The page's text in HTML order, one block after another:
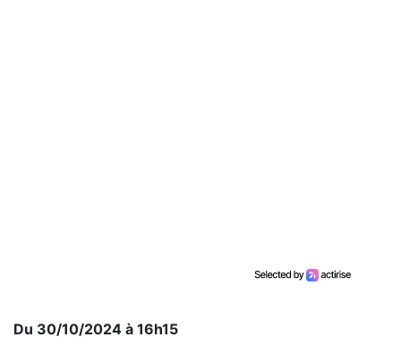
Du 30/10/2024 à 16h15